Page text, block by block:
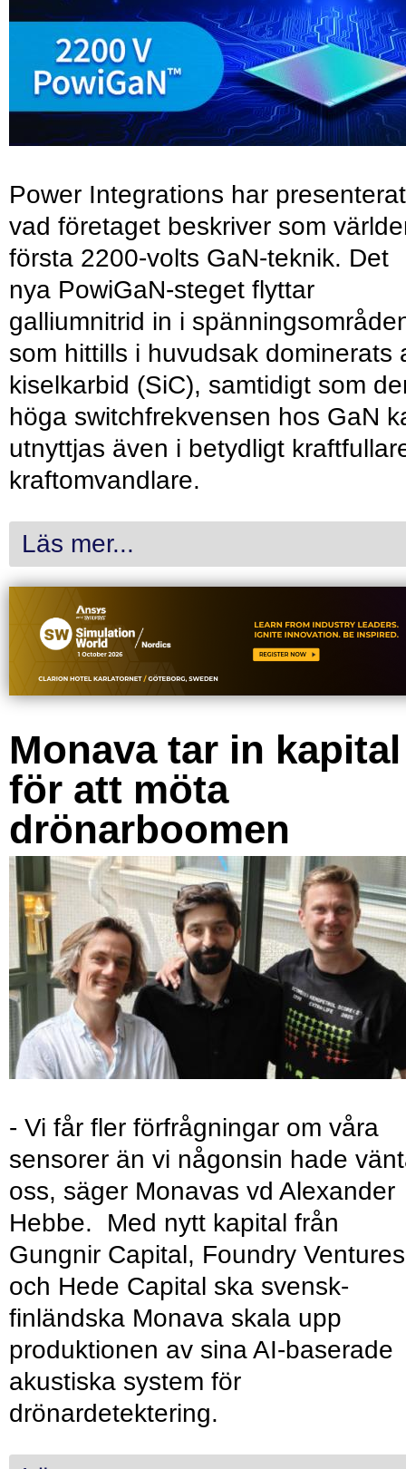
Power Integrations har presenterat
vad företaget beskriver som
första 2200-volts GaN-teknik. Det
nya PowiGaN-steget flyttar
galliumnitrid in i
som hittills i huvudsak dominerats
kiselkarbid (SiC), samtidigt som
höga switchfrekvensen hos GaN
utnyttjas även i betydligt
kraftomvandlare.
Läs mer...
Monava tar in kapital
för att möta
drönarboomen
- Vi får fler förfrågningar om våra
sensorer än vi någonsin hade
oss, säger Monavas vd Alexander
Hebbe. Med nytt kapital från
Gungnir Capital, Foundry Ventures
och Hede Capital ska svensk-
finländska Monava skala upp
produktionen av sina AI-baserade
akustiska system för
drönardetektering.